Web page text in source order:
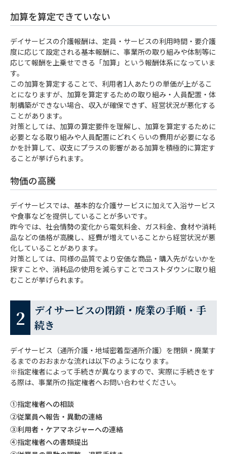
加算を算定できていない
デイサービスの介護報酬は、定員・サービスの利用時間・要介護
度に応じて設定される基本報酬に、事業所の取り組みや体制等に
応じて報酬を上乗せできる「加算」という報酬体系になっていま
す。
この加算を算定することで、利用者1人あたりの単価が上がるこ
とになりますが、加算を算定するための取り組み・人員配置・体
制構築ができない場合、収入が確保できず、経営状況が悪化する
ことがあります。
対策としては、加算の算定要件を理解し、加算を算定するために
必要となる取り組みや人員配置にどれくらいの費用が必要になる
かを計算して、収支にプラスの影響がある加算を積極的に算定す
ることが挙げられます。
物価の高騰
デイサービスでは、基本的な介護サービスに加えて入浴サービス
や食事などを提供していることが多いです。
昨今では、社会情勢の変化から電気料金、ガス料金、食材や消耗
品などの価格が高騰し、経費が増えていることから経営状況が悪
化していることがあります。
対策としては、同様の品質でより安価な商品・購入先がないかを
探すことや、消耗品の使用を減らすことでコストダウンに取り組
むことが挙げられます。
デイサービスの閉鎖・廃業の手順・手
続き
デイサービス（通所介護・地域密着型通所介護）を閉鎖・廃業す
るまでのおおまかな流れは以下のようになります。
※指定権者によって手続きが異なりますので、実際に手続きをす
る際は、事業所の指定権者へお問い合わせください。
①指定権者への相談
②従業員へ報告・異動の連絡
③利用者・ケアマネジャーへの連絡
④指定権者への書類提出